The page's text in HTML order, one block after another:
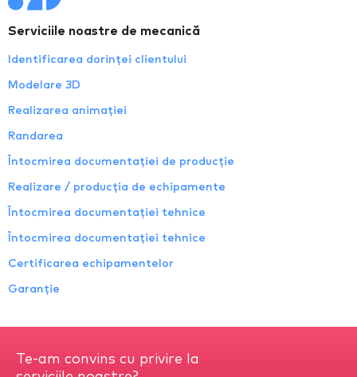
Serviciile noastre de mecanică
Identificarea dorinței clientului
Modelare 3D
Realizarea animației
Randarea
Întocmirea documentației de producție
Realizare / producția de echipamente
Întocmirea documentației tehnice
Întocmirea documentației tehnice
Certificarea echipamentelor
Garanție
Te-am convins cu privire la